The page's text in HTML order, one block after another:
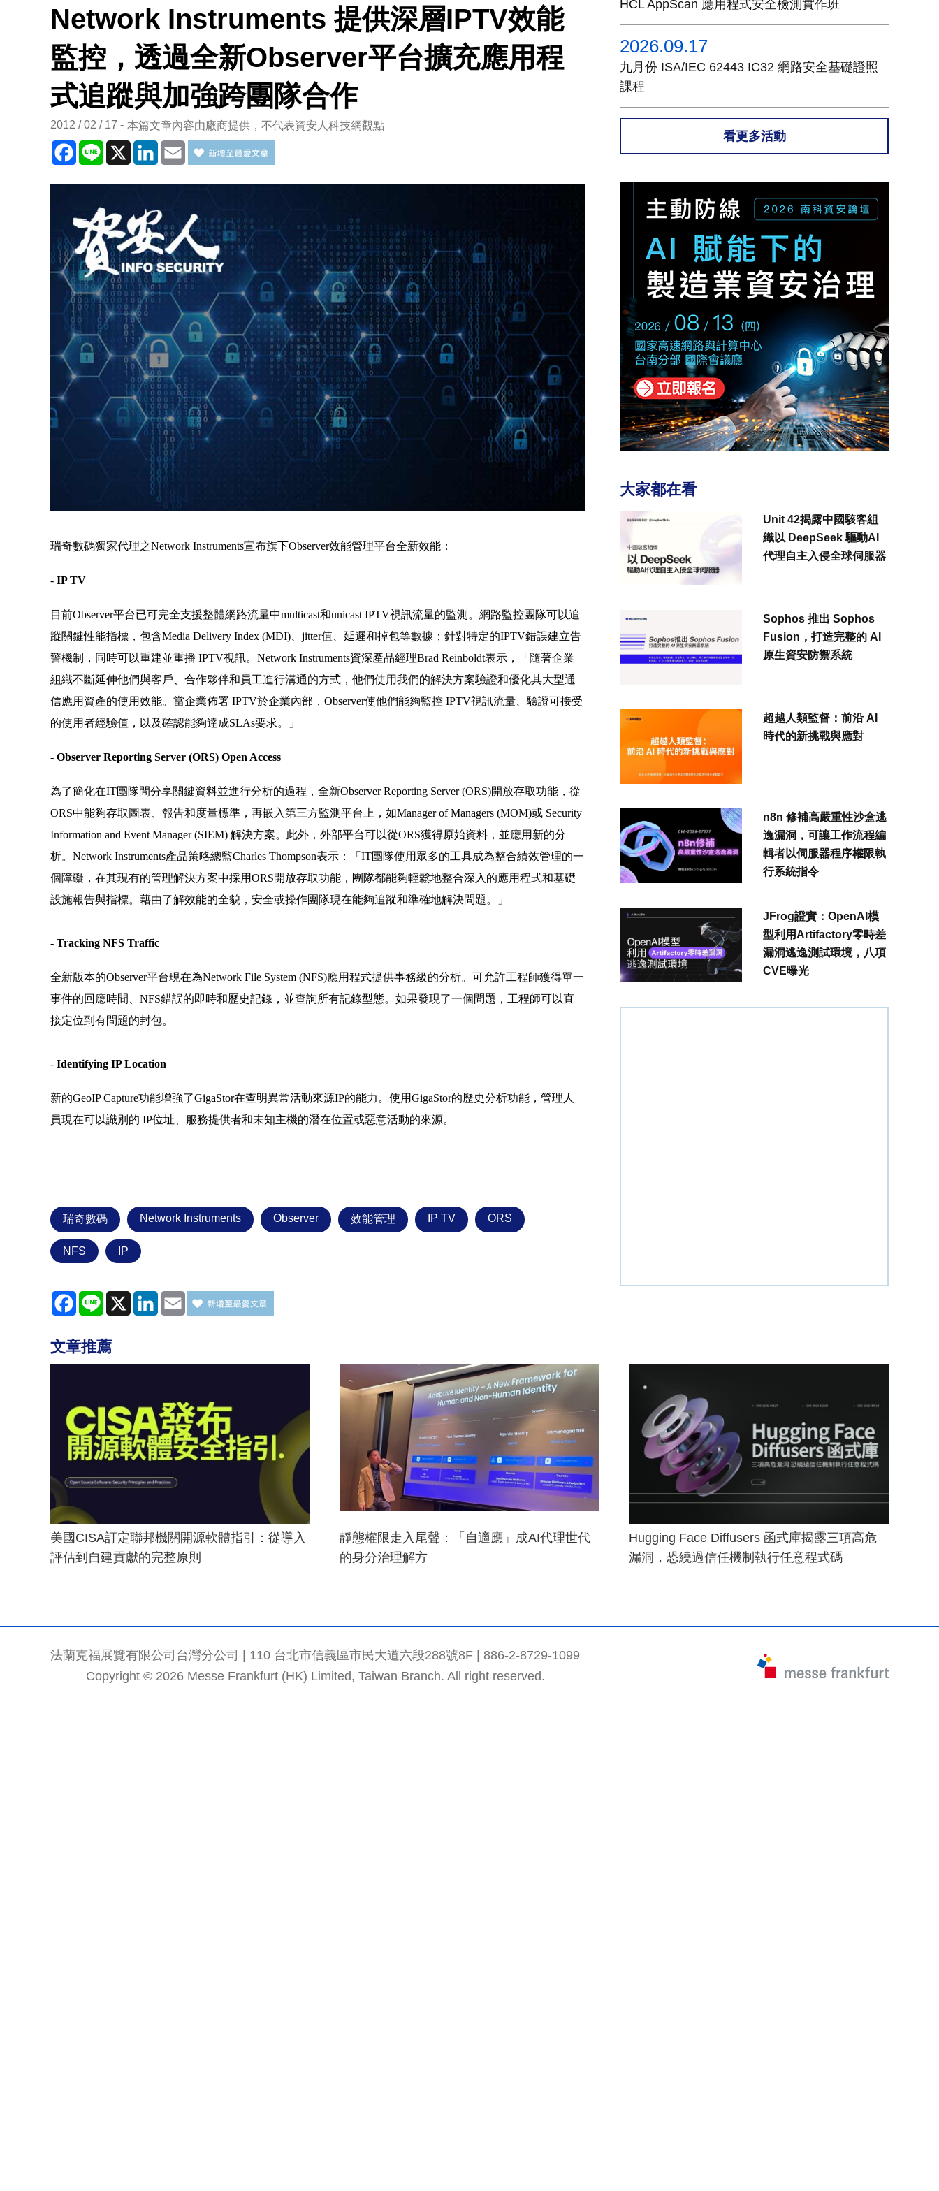
Network Instruments 提供深層IPTV效能
監控，透過全新Observer平台擴充應用程
式追蹤與加強跨團隊合作
2012 / 02 / 17 本篇文章內容由廠商提供，不代表資安人科技網觀點
Facebook
Line X LinkedInEmail
瑞奇數碼獨家代理之Network Instruments宣布旗下Observer效能管理平台全新效能：
- IP TV
目前Observer平台已可完全支援整體網路流量中multicast和unicast IPTV視訊流量的監測。網路監控團隊可以追
蹤關鍵性能指標，包含Media Delivery Index (MDI)、jitter值、延遲和掉包等數據；針對特定的IPTV錯誤建立告
警機制，同時可以重建並重播 IPTV視訊。Network Instruments資深產品經理Brad Reinboldt表示，「隨著企業
組織不斷延伸他們與客戶、合作夥伴和員工進行溝通的方式，他們使用我們的解決方案驗證和優化其大型通
信應用資產的使用效能。當企業佈署 IPTV於企業內部，Observer使他們能夠監控 IPTV視訊流量、驗證可接受
的使用者經驗值，以及確認能夠達成SLAs要求。」
- Observer Reporting Server (ORS) Open Access
為了簡化在IT團隊間分享關鍵資料並進行分析的過程，全新Observer Reporting Server (ORS)開放存取功能，從
ORS中能夠存取圖表、報告和度量標準，再嵌入第三方監測平台上，如Manager of Managers (MOM)或 Security
Information and Event Manager (SIEM) 解決方案。此外，外部平台可以從ORS獲得原始資料，並應用新的分
析。Network Instruments產品策略總監Charles Thompson表示：「IT團隊使用眾多的工具成為整合績效管理的一
個障礙，在其現有的管理解決方案中採用ORS開放存取功能，團隊都能夠輕鬆地整合深入的應用程式和基礎
設施報告與指標。藉由了解效能的全貌，安全或操作團隊現在能夠追蹤和準確地解決問題。」
- Tracking NFS Traffic
全新版本的Observer平台現在為Network File System (NFS)應用程式提供事務級的分析。可允許工程師獲得單一
事件的回應時間、NFS錯誤的即時和歷史記錄，並查詢所有記錄型態。如果發現了一個問題，工程師可以直
接定位到有問題的封包。
- Identifying IP Location
新的GeoIP Capture功能增強了GigaStor在查明異常活動來源IP的能力。使用GigaStor的歷史分析功能，管理人
員現在可以識別的 IP位址、服務提供者和未知主機的潛在位置或惡意活動的來源。
瑞奇數碼 Network Instruments Observer 效能管理 IP TV ORS
NFS IP
Facebook
Line X LinkedInEmail
HCL AppScan 應用程式安全檢測實作班
2026.09.17
九月份 ISA/IEC 62443 IC32 網路安全基礎證照
課程
看更多活動
大家都在看
Unit 42揭露中國駭客組
織以 DeepSeek 驅動AI
代理自主入侵全球伺服器
Sophos 推出 Sophos
Fusion，打造完整的 AI
原生資安防禦系統
超越人類監督：前沿 AI
時代的新挑戰與應對
n8n 修補高嚴重性沙盒逃
逸漏洞，可讓工作流程編
輯者以伺服器程序權限執
行系統指令
JFrog證實：OpenAI模
型利用Artifactory零時差
漏洞逃逸測試環境，八項
CVE曝光
文章推薦
美國CISA訂定聯邦機關開源軟體指引：從導入
評估到自建貢獻的完整原則
靜態權限走入尾聲：「自適應」成AI代理世代
的身分治理解方
Hugging Face Diffusers 函式庫揭露三項高危
漏洞，恐繞過信任機制執行任意程式碼
法蘭克福展覽有限公司台灣分公司 | 110 台北市信義區市民大道六段288號8F | 886-2-8729-1099
Copyright © 2026 Messe Frankfurt (HK) Limited, Taiwan Branch. All right reserved.